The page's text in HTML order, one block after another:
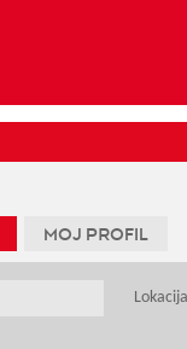
MOJ PROFIL
Lokacija